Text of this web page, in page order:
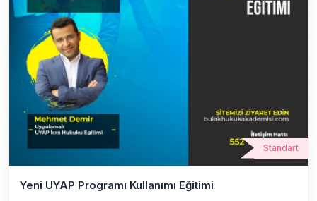
Standart
Yeni UYAP Programı Kullanımı Eğitimi